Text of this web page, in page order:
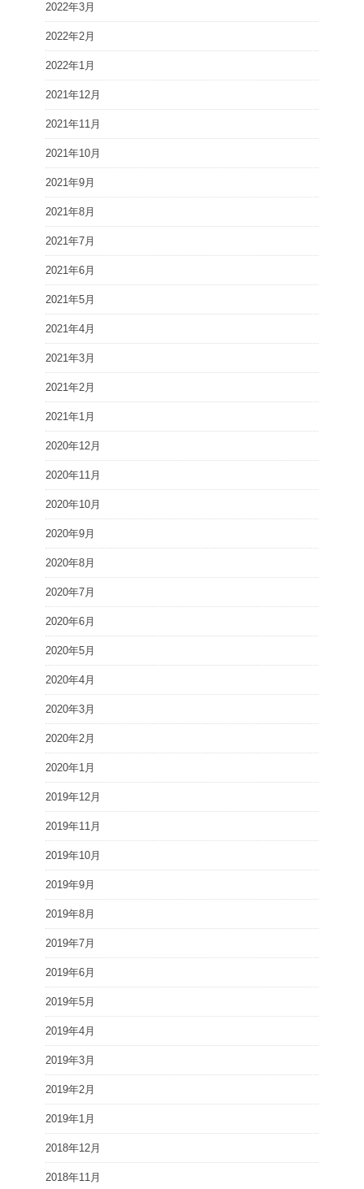
2022年3月
2022年2月
2022年1月
2021年12月
2021年11月
2021年10月
2021年9月
2021年8月
2021年7月
2021年6月
2021年5月
2021年4月
2021年3月
2021年2月
2021年1月
2020年12月
2020年11月
2020年10月
2020年9月
2020年8月
2020年7月
2020年6月
2020年5月
2020年4月
2020年3月
2020年2月
2020年1月
2019年12月
2019年11月
2019年10月
2019年9月
2019年8月
2019年7月
2019年6月
2019年5月
2019年4月
2019年3月
2019年2月
2019年1月
2018年12月
2018年11月